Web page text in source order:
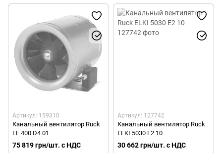
Артикул: 159310
Канальный вентилятор Ruck
EL 400 D4 01
75 819 грн/шт. с НДС
Артикул: 127742
Канальный вентилятор Ruck
ELKI 5030 E2 10
30 662 грн/шт. с НДС